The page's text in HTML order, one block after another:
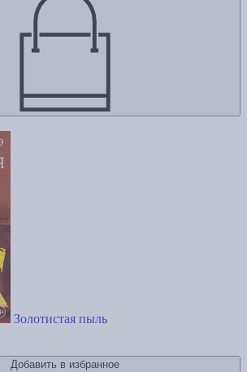
Золотистая пыль
Добавить в избранное